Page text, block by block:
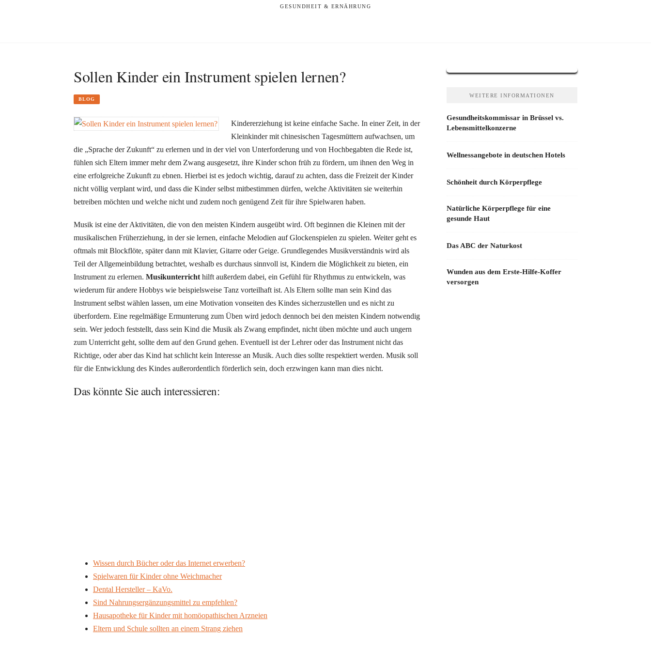
GESUNDHEIT & ERNÄHRUNG
Sollen Kinder ein Instrument spielen lernen?
BLOG
Kindererziehung ist keine einfache Sache. In einer Zeit, in der
Kleinkinder mit chinesischen Tagesmüttern aufwachsen, um
die „Sprache der Zukunft“ zu erlernen und in der viel von Unterforderung und von Hochbegabten die Rede ist,
fühlen sich Eltern immer mehr dem Zwang ausgesetzt, ihre Kinder schon früh zu fördern, um ihnen den Weg in
eine erfolgreiche Zukunft zu ebnen. Hierbei ist es jedoch wichtig, darauf zu achten, dass die Freizeit der Kinder
nicht völlig verplant wird, und dass die Kinder selbst mitbestimmen dürfen, welche Aktivitäten sie weiterhin
betreiben möchten und welche nicht und zudem noch genügend Zeit für ihre Spielwaren haben.
Musik ist eine der Aktivitäten, die von den meisten Kindern ausgeübt wird. Oft beginnen die Kleinen mit der
musikalischen Früherziehung, in der sie lernen, einfache Melodien auf Glockenspielen zu spielen. Weiter geht es
oftmals mit Blockflöte, später dann mit Klavier, Gitarre oder Geige. Grundlegendes Musikverständnis wird als
Teil der Allgemeinbildung betrachtet, weshalb es durchaus sinnvoll ist, Kindern die Möglichkeit zu bieten, ein
Instrument zu erlernen. Musikunterricht hilft außerdem dabei, ein Gefühl für Rhythmus zu entwickeln, was
wiederum für andere Hobbys wie beispielsweise Tanz vorteilhaft ist. Als Eltern sollte man sein Kind das
Instrument selbst wählen lassen, um eine Motivation vonseiten des Kindes sicherzustellen und es nicht zu
überfordern. Eine regelmäßige Ermunterung zum Üben wird jedoch dennoch bei den meisten Kindern notwendig
sein. Wer jedoch feststellt, dass sein Kind die Musik als Zwang empfindet, nicht üben möchte und auch ungern
zum Unterricht geht, sollte dem auf den Grund gehen. Eventuell ist der Lehrer oder das Instrument nicht das
Richtige, oder aber das Kind hat schlicht kein Interesse an Musik. Auch dies sollte respektiert werden. Musik soll
für die Entwicklung des Kindes außerordentlich förderlich sein, doch erzwingen kann man dies nicht.
Das könnte Sie auch interessieren:
Wissen durch Bücher oder das Internet erwerben?
Spielwaren für Kinder ohne Weichmacher
Dental Hersteller – KaVo.
Sind Nahrungsergänzungsmittel zu empfehlen?
Hausapotheke für Kinder mit homöopathischen Arzneien
Eltern und Schule sollten an einem Strang ziehen
WEITERE INFORMATIONEN
Gesundheitskommissar in Brüssel vs.
Lebensmittelkonzerne
Wellnessangebote in deutschen Hotels
Schönheit durch Körperpflege
Natürliche Körperpflege für eine
gesunde Haut
Das ABC der Naturkost
Wunden aus dem Erste-Hilfe-Koffer
versorgen